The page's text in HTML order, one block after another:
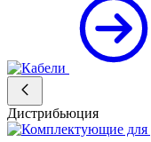
Дистрибьюция